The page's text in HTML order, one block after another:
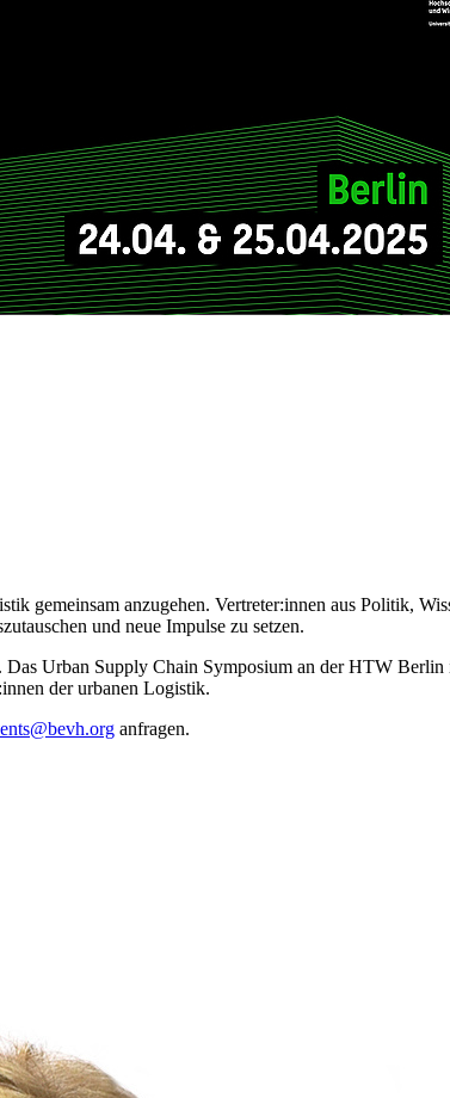
gemeinsam anzugehen. Vertreter:innen aus Politik,
und neue Impulse zu setzen.
Das Urban Supply Chain Symposium an der HTW
der urbanen Logistik.
anfragen.